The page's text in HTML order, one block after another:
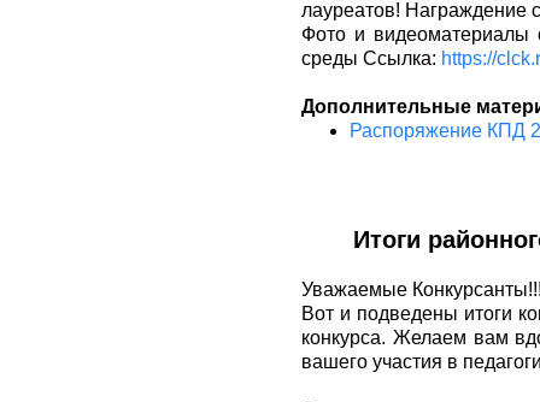
лауреатов! Награждение
Фото и видеоматериалы
среды Ссылка: https://
Дополнительные
Распоряжение КПД
Итоги
Уважаемые
Вот и подведены итоги
конкурса. Желаем вам
вашего участия в